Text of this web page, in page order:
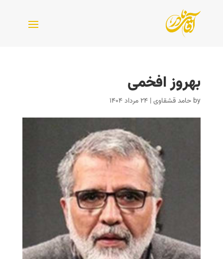
بهروز افخمی
by حامد قشقاوی| ۲۴ مرداد ۱۴۰۴